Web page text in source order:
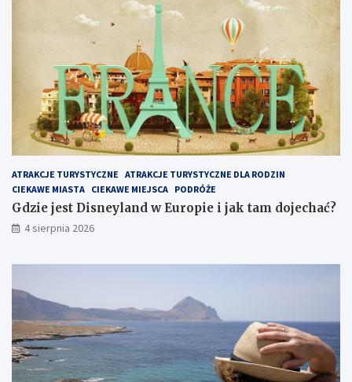
ATRAKCJE TURYSTYCZNE ATRAKCJE TURYSTYCZNE DLA RODZIN
CIEKAWE MIASTA CIEKAWE MIEJSCA PODRÓŻE
Gdzie jest Disneyland w Europie i jak tam dojechać?
4 sierpnia 2026